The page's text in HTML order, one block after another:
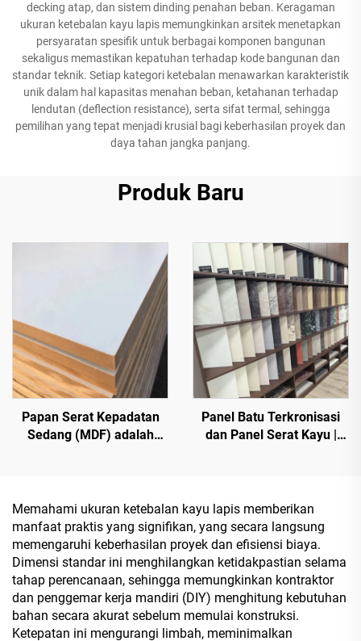
decking atap, dan sistem dinding penahan beban. Keragaman
ukuran ketebalan kayu lapis memungkinkan arsitek menetapkan
persyaratan spesifik untuk berbagai komponen bangunan
sekaligus memastikan kepatuhan terhadap kode bangunan dan
standar teknik. Setiap kategori ketebalan menawarkan karakteristik
unik dalam hal kapasitas menahan beban, ketahanan terhadap
lendutan (deflection resistance), serta sifat termal, sehingga
pemilihan yang tepat menjadi krusial bagi keberhasilan proyek dan
daya tahan jangka panjang.
Produk Baru
Papan Serat Kepadatan
Sedang (MDF) adalah
tanaman lainnya,
digunakan sebagai papan
dapur, papan furnitur, dan
juga papan kemasan
Panel Batu Terkronisasi
dan Panel Serat Kayu |
Minyak Campuran Italia |
Pembatas Tepi Berwarna
Serasi | Koleksi Papan
Furnitur Mewah Tanpa Cat
Memahami ukuran ketebalan kayu lapis memberikan
manfaat praktis yang signifikan, yang secara langsung
memengaruhi keberhasilan proyek dan efisiensi biaya.
Dimensi standar ini menghilangkan ketidakpastian selama
tahap perencanaan, sehingga memungkinkan kontraktor
dan penggemar kerja mandiri (DIY) menghitung kebutuhan
bahan secara akurat sebelum memulai konstruksi.
Ketepatan ini mengurangi limbah, meminimalkan